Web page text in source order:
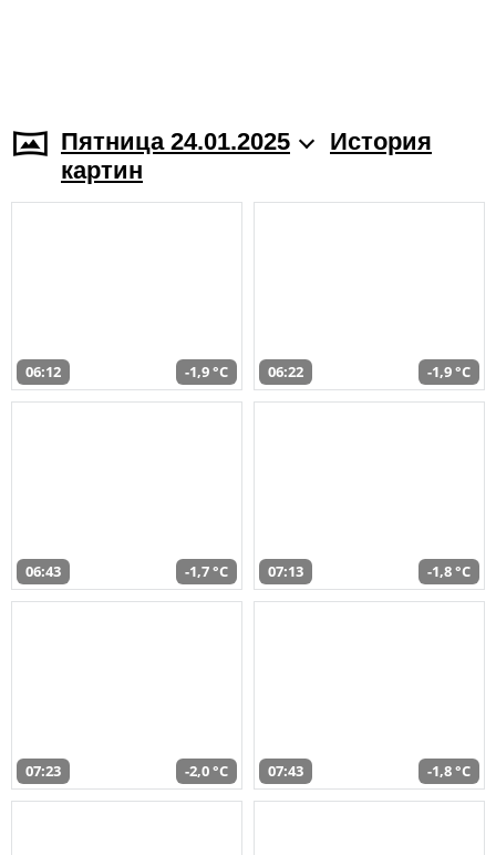
Пятница 24.01.2025
История
картин
06:12 -1,9 °C 06:22 -1,9 °C
06:43 -1,7 °C 07:13 -1,8 °C
07:23 -2,0 °C 07:43 -1,8 °C